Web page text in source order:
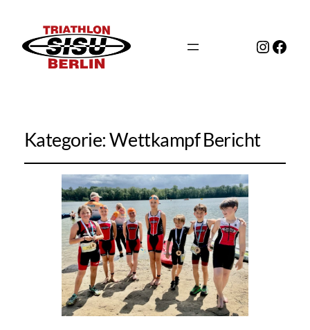
Kategorie:Wettkampf Bericht